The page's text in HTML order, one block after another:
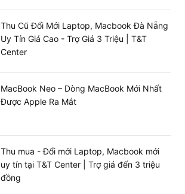
Thu Cũ Đổi Mới Laptop, Macbook Đà Nẵng
Uy Tín Giá Cao - Trợ Giá 3 Triệu | T&T
Center
MacBook Neo – Dòng MacBook Mới Nhất
Được Apple Ra Mắt
Thu mua - Đổi mới Laptop, Macbook mới
uy tín tại T&T Center | Trợ giá đến 3 triệu
đồng